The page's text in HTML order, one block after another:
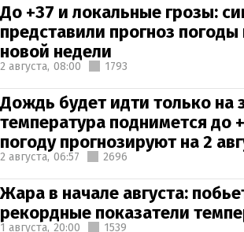
До +37 и локальные грозы:
представили прогноз погоды
новой недели
2 августа, 08:00 1793
Дождь будет идти только на
температура поднимется до
погоду прогнозируют на 2
2 августа, 06:57 2696
Жара в начале августа:
рекордные показатели
1 августа, 20:00 1539